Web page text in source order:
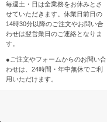
毎週土・日は全業務をお休みとさ
せていただきます。休業日前日の
14時30分以降のご注文やお問い合
わせは翌営業日のご連絡となりま
す。
●ご注文やフォームからのお問い合
わせは、 24時間・年中無休でご利
用いただけます。